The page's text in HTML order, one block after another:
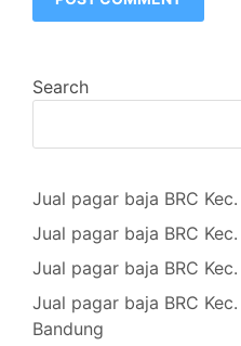
Search
Jual pagar baja BRC
Jual pagar baja BRC
Jual pagar baja BRC
Jual pagar baja BRC
Bandung